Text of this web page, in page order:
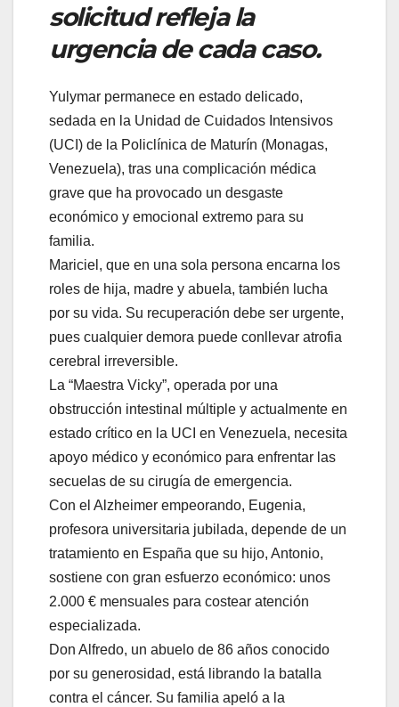
solicitud refleja la
urgencia de cada caso.
Yulymar permanece en estado delicado,
sedada en la Unidad de Cuidados Intensivos
(UCI) de la Policlínica de Maturín (Monagas,
Venezuela), tras una complicación médica
grave que ha provocado un desgaste
económico y emocional extremo para su
familia.
Mariciel, que en una sola persona encarna los
roles de hija, madre y abuela, también lucha
por su vida. Su recuperación debe ser urgente,
pues cualquier demora puede conllevar atrofia
cerebral irreversible.
La “Maestra Vicky”, operada por una
obstrucción intestinal múltiple y actualmente en
estado crítico en la UCI en Venezuela, necesita
apoyo médico y económico para enfrentar las
secuelas de su cirugía de emergencia.
Con el Alzheimer empeorando, Eugenia,
profesora universitaria jubilada, depende de un
tratamiento en España que su hijo, Antonio,
sostiene con gran esfuerzo económico: unos
2.000 € mensuales para costear atención
especializada.
Don Alfredo, un abuelo de 86 años conocido
por su generosidad, está librando la batalla
contra el cáncer. Su familia apeló a la